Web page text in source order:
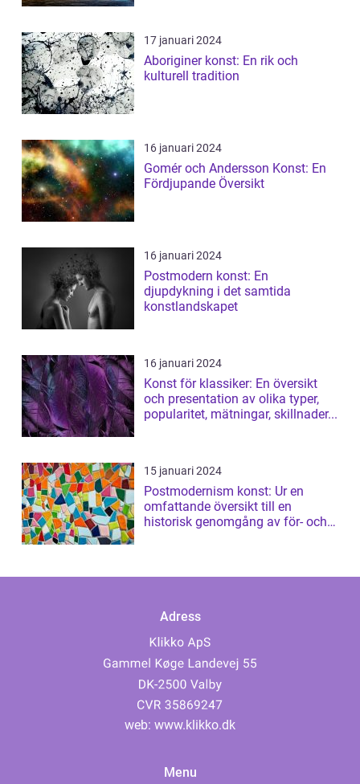
17 januari 2024
Aboriginer konst: En rik och
kulturell tradition
16 januari 2024
Gomér och Andersson Konst: En
Fördjupande Översikt
16 januari 2024
Postmodern konst: En
djupdykning i det samtida
konstlandskapet
16 januari 2024
Konst för klassiker: En översikt
och presentation av olika typer,
popularitet, mätningar, skillnader...
15 januari 2024
Postmodernism konst: Ur en
omfattande översikt till en
historisk genomgång av för- och
Adress
web: www.klikko.dk
Menu